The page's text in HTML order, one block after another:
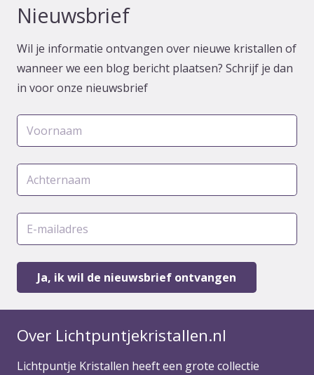
Nieuwsbrief
Wil je informatie ontvangen over nieuwe kristallen of
wanneer we een blog bericht plaatsen? Schrijf je dan
in voor onze nieuwsbrief
Over Lichtpuntjekristallen.nl
Lichtpuntje Kristallen heeft een grote collectie